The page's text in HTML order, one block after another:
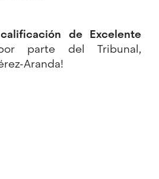
calificación de Excelente
parte del Tribunal,
Aranda!